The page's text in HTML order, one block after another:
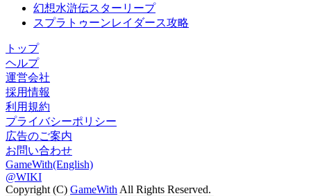
幻想水滸伝スターリープ
スプラトゥーンレイダース攻略
トップ
ヘルプ
運営会社
採用情報
利用規約
プライバシーポリシー
広告のご案内
お問い合わせ
GameWith(English)
@WIKI
Copyright (C) GameWith All Rights Reserved.